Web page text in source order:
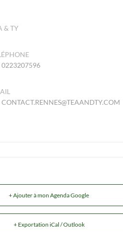
& TY
0223207596
CONTACT.RENNES@TEAANDTY.COM
+ Ajouter à mon Agenda Google
+ Exportation iCal / Outlook